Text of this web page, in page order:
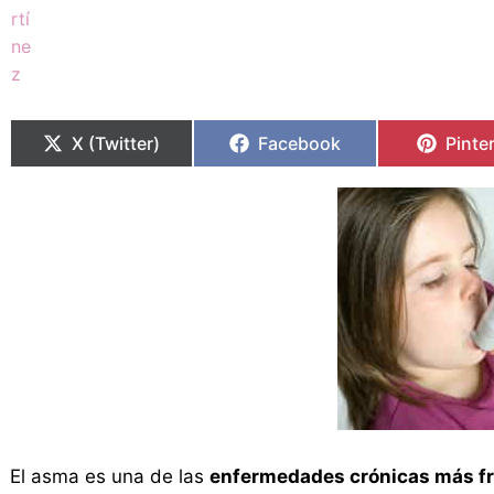
en
X (Twitter)
en
Facebook
en
El asma es una de las enfermedades crónicas más
en
en
en